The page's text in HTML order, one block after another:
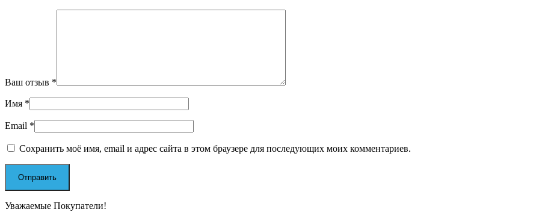
Ваш отзыв *
Имя *
Email *
Сохранить моё имя, email и адрес сайта в этом браузере для последующих моих комментариев.
Уважаемые Покупатели!